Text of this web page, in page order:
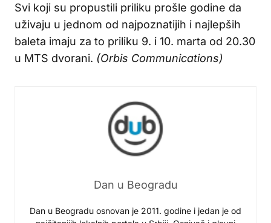
Svi koji su propustili priliku prošle godine da
uživaju u jednom od najpoznatijih i najlepših
baleta imaju za to priliku 9. i 10. marta od 20.30
u MTS dvorani. (Orbis Communications)
Dan u Beogradu
Dan u Beogradu osnovan je 2011. godine i jedan je od